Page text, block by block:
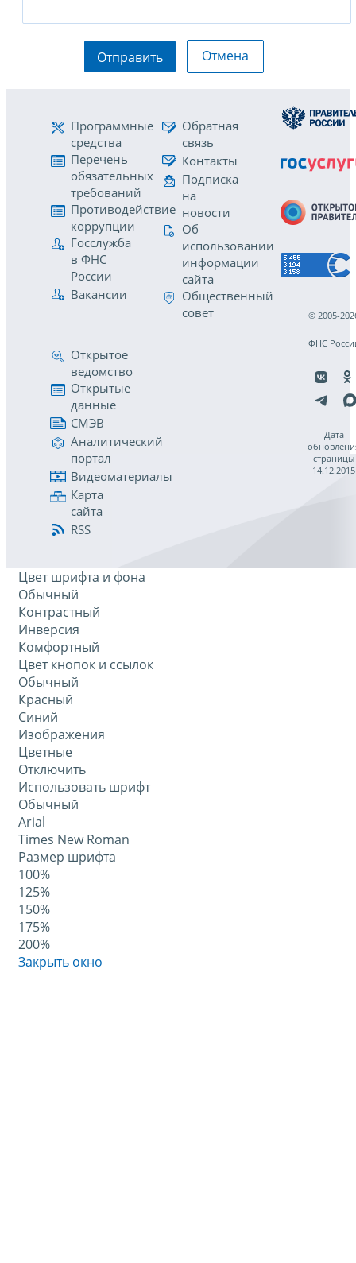
Отправить Отмена
Программные
средства
Перечень
обязательных
требований
Противодействие
коррупции
Госслужба
в ФНС
России
Вакансии
Обратная
связь
Контакты
Подписка
на
новости
Об
использовании
информации
сайта
Общественный
совет
Открытое
ведомство
Открытые
данные
СМЭВ
Аналитический
портал
Видеоматериалы
Карта
сайта
RSS
© 2005-
ФНС
Дата
страницы
14.12.2015
Цвет шрифта и фона
Обычный
Контрастный
Инверсия
Комфортный
Цвет кнопок и ссылок
Обычный
Красный
Синий
Изображения
Цветные
Отключить
Использовать шрифт
Обычный
Arial
Times New Roman
Размер шрифта
100%
125%
150%
175%
200%
Закрыть окно